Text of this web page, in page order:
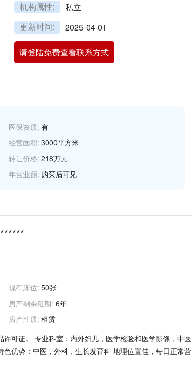
机构属性:
私立
更新时间:
2025-04-01
请登陆免费查看联系方式
医保资质: 有
经营面积: 3000平方米
转让价格: 218万元
年营业额: 购买后可见
******
现有床位: 50张
房产剩余租期: 6年
房产性质: 租赁
可证。 专业科室：内外妇儿，医学检验和医学影像，中医
优势：中医，外科，生长发育科 地理位置佳，每日正常营